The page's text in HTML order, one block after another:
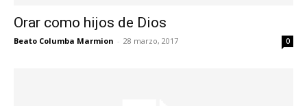
Orar como hijos de Dios
Beato Columba Marmion - 28 marzo, 2017 0